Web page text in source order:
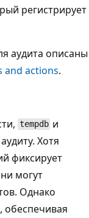
регистрирует
аудита описаны
and actions.
tempdb и
Хотя
фиксирует
могут
Однако
обеспечивая